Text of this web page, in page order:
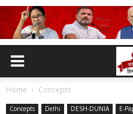
Home Concepts
Concepts Delhi DESH-DUNIA E-